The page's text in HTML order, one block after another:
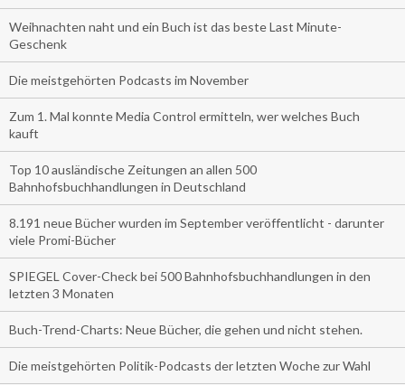
Weihnachten naht und ein Buch ist das beste Last Minute-
Geschenk
Die meistgehörten Podcasts im November
Zum 1. Mal konnte Media Control ermitteln, wer welches Buch
kauft
Top 10 ausländische Zeitungen an allen 500
Bahnhofsbuchhandlungen in Deutschland
8.191 neue Bücher wurden im September veröffentlicht - darunter
viele Promi-Bücher
SPIEGEL Cover-Check bei 500 Bahnhofsbuchhandlungen in den
letzten 3 Monaten
Buch-Trend-Charts: Neue Bücher, die gehen und nicht stehen.
Die meistgehörten Politik-Podcasts der letzten Woche zur Wahl